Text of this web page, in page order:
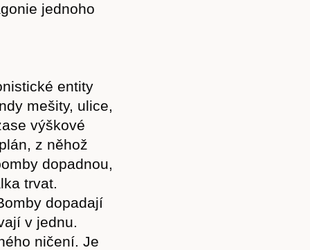
jednoho
entity
mešity, ulice,
výškové
z něhož
dopadnou,
trvat.
dopadají
v jednu.
ničení. Je